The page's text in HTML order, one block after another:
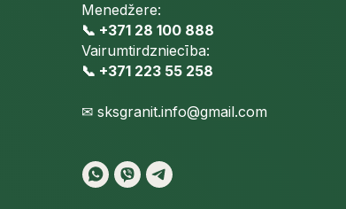
Menedžere:
📞 +371 28 100 888
Vairumtirdzniecība:
📞 +371 223 55 258
✉ sksgranit.info@gmail.com